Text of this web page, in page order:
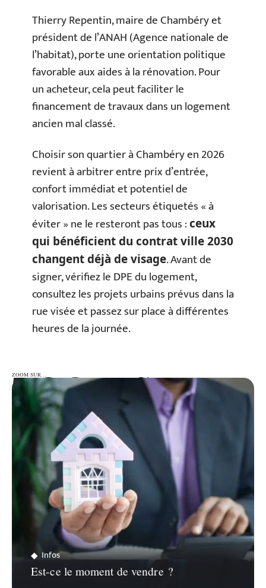
Thierry Repentin, maire de Chambéry et
président de l’ANAH (Agence nationale de
l’habitat), porte une orientation politique
favorable aux aides à la rénovation. Pour
un acheteur, cela peut faciliter le
financement de travaux dans un logement
ancien mal classé.
Choisir son quartier à Chambéry en 2026
revient à arbitrer entre prix d’entrée,
confort immédiat et potentiel de
valorisation. Les secteurs étiquetés « à
éviter » ne le resteront pas tous :ceux
qui bénéficient du contrat ville 2030
changent déjà de visage. Avant de
signer, vérifiez le DPE du logement,
consultez les projets urbains prévus dans la
rue visée et passez sur place à différentes
heures de la journée.
ZOOM SUR…
ZOOM SUR…
Infos
Est-ce le moment de vendre ?